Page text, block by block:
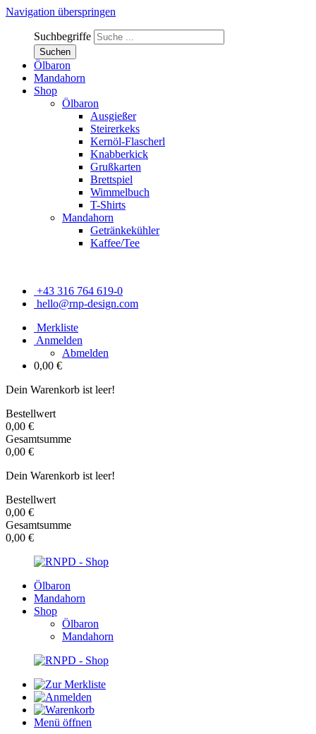
Navigation überspringen
Suchbegriffe
Suchen
Ölbaron
Mandahorn
Shop
Ölbaron
Ausgießer
Steirerkeks
Kernöl-Flascherl
Knabberkick
Grußkarten
Brettspiel
Wimmelbuch
T-Shirts
Mandahorn
Getränke­kühler
Kaffee/Tee
+43 316 764 619-0
hello@rnp-design.com
Merkliste
Anmelden
Abmelden
0,00 €
Dein Warenkorb ist leer!
Bestellwert
0,00 €
Gesamtsumme
0,00 €
Dein Warenkorb ist leer!
Bestellwert
0,00 €
Gesamtsumme
0,00 €
Ölbaron
Mandahorn
Shop
Ölbaron
Mandahorn
Menü öffnen